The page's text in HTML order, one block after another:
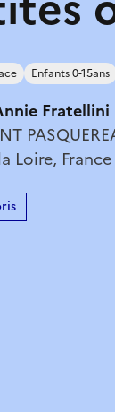
Enfants 0-15ans
Fratellini
Loire, France